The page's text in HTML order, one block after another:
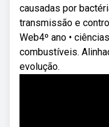
causadas por
transmissão e
Web4º ano •
combustíveis.
evolução.